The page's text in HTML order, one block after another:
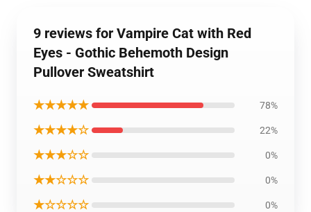
9 reviews for Vampire Cat with Red
Eyes - Gothic Behemoth Design
Pullover Sweatshirt
★★★★★ 78%
★★★★☆ 22%
★★★☆☆ 0%
★★☆☆☆ 0%
★☆☆☆☆ 0%